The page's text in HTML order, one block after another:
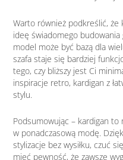
Warto również podkreślić,
ideę świadomego
model może być bazą dla
szafa staje się bardziej
tego, czy bliższy jest Ci
inspiracje retro, kardigan z
stylu.
Podsumowując – kardigan
w ponadczasową modę.
stylizacje bez wysiłku, czuć
mieć pewność, że zawsze